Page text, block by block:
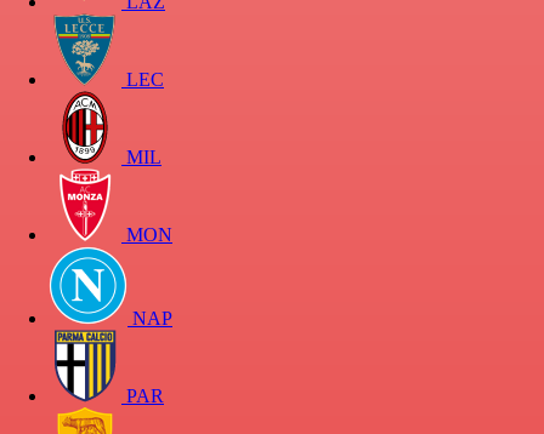
LEC
MIL
MON
NAP
PAR